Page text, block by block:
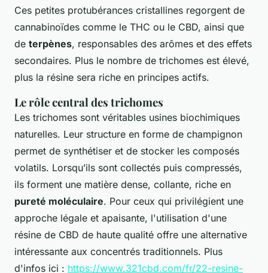
Ces petites protubérances cristallines regorgent de
cannabinoïdes comme le THC ou le CBD, ainsi que
de terpènes, responsables des arômes et des effets
secondaires. Plus le nombre de trichomes est élevé,
plus la résine sera riche en principes actifs.
Le rôle central des trichomes
Les trichomes sont véritables usines biochimiques
naturelles. Leur structure en forme de champignon
permet de synthétiser et de stocker les composés
volatils. Lorsqu’ils sont collectés puis compressés,
ils forment une matière dense, collante, riche en
pureté moléculaire. Pour ceux qui privilégient une
approche légale et apaisante, l'utilisation d'une
résine de CBD de haute qualité offre une alternative
intéressante aux concentrés traditionnels. Plus
d'infos ici : https://www.321cbd.com/fr/22-resine-